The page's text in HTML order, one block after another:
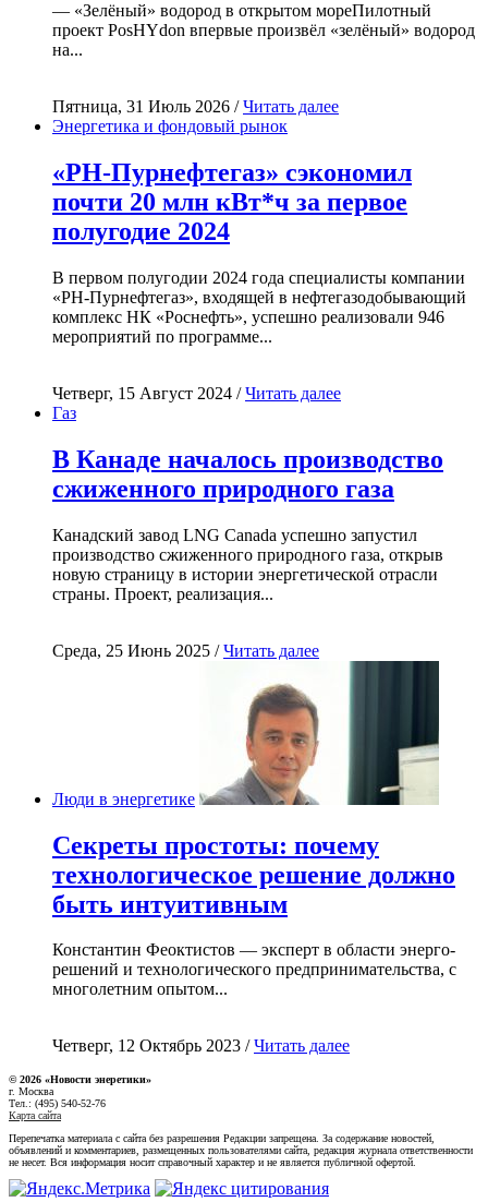
— «Зелёный» водород в открытом мореПилотный
проект PosHYdon впервые произвёл «зелёный» водород
на...
Пятница, 31 Июль 2026 /Читать далее
Энергетика и фондовый рынок
«РН-Пурнефтегаз» сэкономил
почти 20 млн кВт*ч за первое
полугодие 2024
В первом полугодии 2024 года специалисты компании
«РН-Пурнефтегаз», входящей в нефтегазодобывающий
комплекс НК «Роснефть», успешно реализовали 946
мероприятий по программе...
Четверг, 15 Август 2024 /Читать далее
Газ
В Канаде началось производство
сжиженного природного газа
Канадский завод LNG Canada успешно запустил
производство сжиженного природного газа, открыв
новую страницу в истории энергетической отрасли
страны. Проект, реализация...
Среда, 25 Июнь 2025 /Читать далее
Люди в энергетике
Секреты простоты: почему
технологическое решение должно
быть интуитивным
Константин Феоктистов — эксперт в области энерго-
решений и технологического предпринимательства, с
многолетним опытом...
Четверг, 12 Октябрь 2023 /Читать далее
© 2026 «Новости энеретики»
г. Москва
Тел.: (495) 540-52-76
Карта сайта
Перепечатка материала с сайта без разрешения Редакции запрещена. За содержание новостей,
объявлений и комментариев, размещенных пользователями сайта, редакция журнала ответственности
не несет. Вся информация носит справочный характер и не является публичной офертой.